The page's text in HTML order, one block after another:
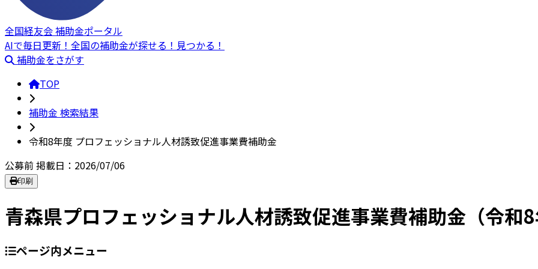
全国経友会 補助金ポータル
AIで毎日更新！全国の補助金が探せる！見つかる！
補助金をさがす
TOP
補助金 検索結果
令和8年度 プロフェッショナル人材誘致促進事業費補助金
公募前掲載日：2026/07/06
印刷
青森県プロフェッショナル人材誘致促進事業費補助金（令和
ページ内メニュー